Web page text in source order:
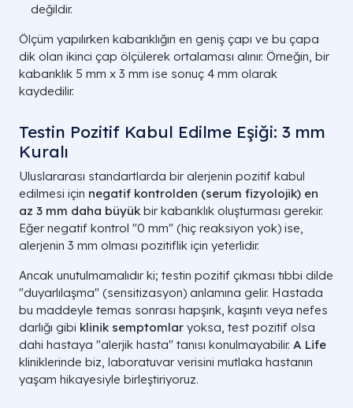
Sürekli Burun Tıkanıklığı
Göğüste Hırıltı
Gece Öksürüğü
Hayvan Tüyleri, Hamam
Deri Kuruluğu
değildir.
Ölçüm yapılırken kabarıklığın en geniş çapı ve bu çapa
dik olan ikinci çap ölçülerek ortalaması alınır. Örneğin, bir
kabarıklık 5 mm x 3 mm ise sonuç 4 mm olarak
kaydedilir.
Testin Pozitif Kabul Edilme Eşiği: 3 mm
Kuralı
Uluslararası standartlarda bir alerjenin pozitif kabul
edilmesi için negatif kontrolden (serum fizyolojik) en
az 3 mm daha büyük bir kabarıklık oluşturması gerekir.
Eğer negatif kontrol "0 mm" (hiç reaksiyon yok) ise,
alerjenin 3 mm olması pozitiflik için yeterlidir.
Ancak unutulmamalıdır ki; testin pozitif çıkması tıbbi dilde
"duyarlılaşma" (sensitizasyon) anlamına gelir. Hastada
bu maddeyle temas sonrası hapşırık, kaşıntı veya nefes
darlığı gibi klinik semptomlar yoksa, test pozitif olsa
dahi hastaya "alerjik hasta" tanısı konulmayabilir. A Life
kliniklerinde biz, laboratuvar verisini mutlaka hastanın
yaşam hikayesiyle birleştiriyoruz.